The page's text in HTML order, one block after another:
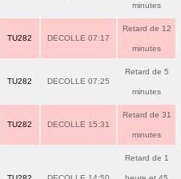
minutes
TU282 DECOLLE 07:17
Retard de 12
minutes
TU282 DECOLLE 07:25
Retard de 5
minutes
TU282 DECOLLE 15:31
Retard de 31
minutes
Retard de 1